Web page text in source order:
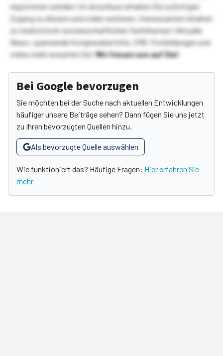
registrieren würden! Im Anschluss erhalten Sie sofortigen
Zugang zu diesem und vielen weiteren, interessanten Inhalten
zu medizinisch-wissenschaftlichen Fachthemen! Aktuelle
News, spannende Kongressberichte, CME-Fortbildungen und
vieles mehr erwarten Sie!Wir freuen uns auf Sie!
Bei Google bevorzugen
Sie möchten bei der Suche nach aktuellen Entwicklungen
häufiger unsere Beiträge sehen? Dann fügen Sie uns jetzt
zu Ihren bevorzugten Quellen hinzu.
Als bevorzugte Quelle auswählen
Wie funktioniert das? Häufige Fragen: Hier erfahren Sie
mehr